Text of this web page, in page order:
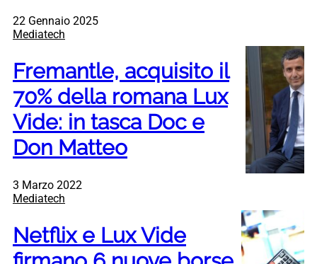
22 Gennaio 2025
Mediatech
Fremantle, acquisito il
70% della romana Lux
Vide: in tasca Doc e
Don Matteo
3 Marzo 2022
Mediatech
Netflix e Lux Vide